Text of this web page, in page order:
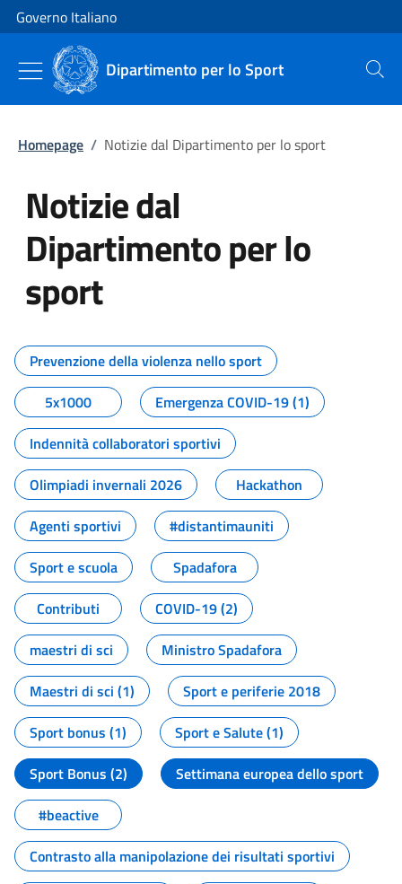
Vai al contenuto
Vai alla navigazione del sito
Governo Italiano
Dipartimento per lo Sport Cerca
Homepage / Notizie dal Dipartimento per lo sport
Notizie dal
Dipartimento per lo
sport
Tutti i contenuti della pagina
Prevenzione della violenza nello sport
5x1000
Emergenza COVID-19 (1)
Indennità collaboratori sportivi
Olimpiadi invernali 2026
Hackathon
Agenti sportivi
#distantimauniti
Sport e scuola
Spadafora
Contributi
COVID-19 (2)
maestri di sci
Ministro Spadafora
Maestri di sci (1)
Sport e periferie 2018
Sport bonus (1)
Sport e Salute (1)
Sport Bonus (2)
Settimana europea dello sport
#beactive
Contrasto alla manipolazione dei risultati sportivi